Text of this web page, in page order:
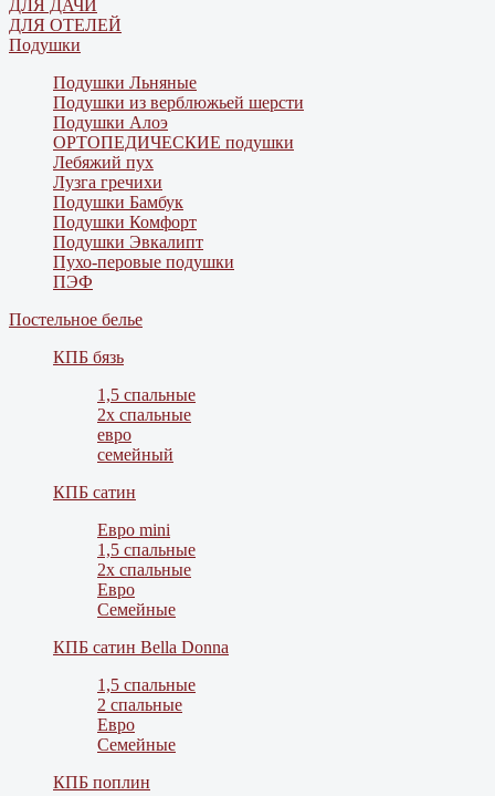
ДЛЯ ДАЧИ
ДЛЯ ОТЕЛЕЙ
Подушки
Подушки Льняные
Подушки из верблюжьей шерсти
Подушки Алоэ
ОРТОПЕДИЧЕСКИЕ подушки
Лебяжий пух
Лузга гречихи
Подушки Бамбук
Подушки Комфорт
Подушки Эвкалипт
Пухо-перовые подушки
ПЭФ
Постельное белье
КПБ бязь
1,5 спальные
2х спальные
евро
семейный
КПБ сатин
Евро mini
1,5 спальные
2х спальные
Евро
Семейные
КПБ сатин Bella Donna
1,5 спальные
2 спальные
Евро
Семейные
КПБ поплин